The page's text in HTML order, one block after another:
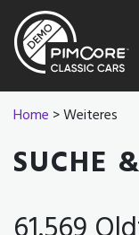
Home > Weiteres
SUCHE